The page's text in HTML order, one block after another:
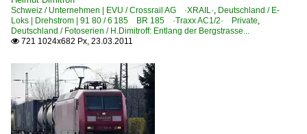
Schweiz / Unternehmen | EVU / Crossrail AG ·XRAIL·, Deutschland / E-
Loks | Drehstrom | 91 80 / 6 185 BR 185 ·Traxx AC1/2· Private,
Deutschland / Fotoserien / H.Dimitroff: Entlang der Bergstrasse...
 721 1024x682 Px, 23.03.2011